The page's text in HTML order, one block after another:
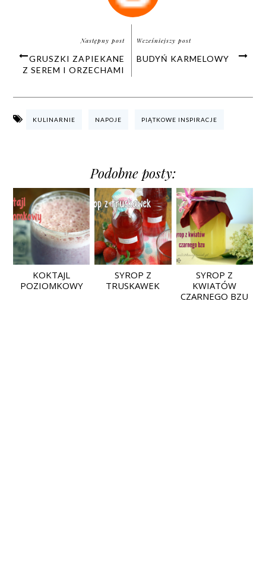
Następny post
GRUSZKI ZAPIEKANE
Z SEREM I ORZECHAMI
Wcześniejszy post
BUDYŃ KARMELOWY
KULINARNIE NAPOJE PIĄTKOWE INSPIRACJE
Podobne posty:
KOKTAJL
POZIOMKOWY
SYROP Z
TRUSKAWEK
SYROP Z
KWIATÓW
CZARNEGO BZU